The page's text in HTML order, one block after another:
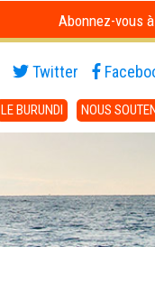
Abonnez-vous
Twitter
LE BURUNDI NOUS